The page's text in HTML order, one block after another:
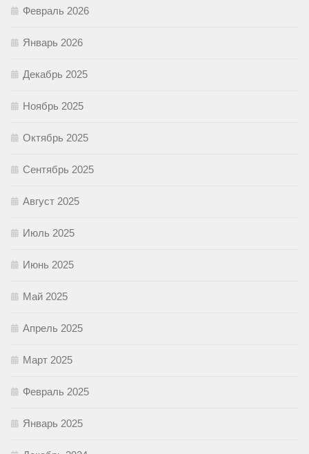
Февраль 2026
Январь 2026
Декабрь 2025
Ноябрь 2025
Октябрь 2025
Сентябрь 2025
Август 2025
Июль 2025
Июнь 2025
Май 2025
Апрель 2025
Март 2025
Февраль 2025
Январь 2025